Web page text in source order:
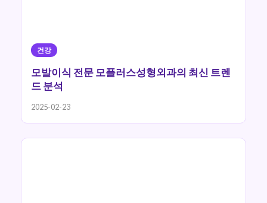
건강
모발이식 전문 모플러스성형외과의 최신 트렌
드 분석
2025-02-23